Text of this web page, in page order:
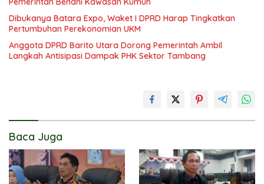
Dibukanya Batara Expo, Waket I DPRD Harap Tingkatkan
Pertumbuhan Perekonomian UKM
Anggota DPRD Barito Utara Dorong Pemerintah Ambil
Langkah Antisipasi Dampak PHK Sektor Tambang
Baca Juga